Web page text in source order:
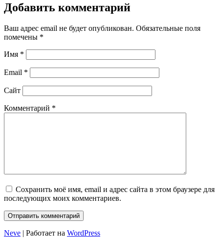
Добавить комментарий
Ваш адрес email не будет опубликован. Обязательные поля
помечены *
Имя *
Email *
Сайт
Комментарий *
Сохранить моё имя, email и адрес сайта в этом браузере для
последующих моих комментариев.
Neve | Работает на WordPress